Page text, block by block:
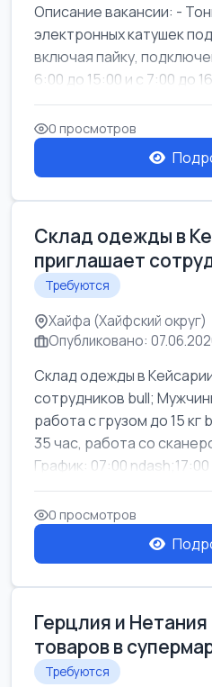
Описание вакансии: -
электронных катушек
включая пайку,
6:00 до 15:00 и с 7:00 до
0 просмотров
Склад одежды в
приглашает
Требуются
Хайфа (Хайфский округ)
Опубликовано:
Склад одежды в
сотрудников bull;
работа с грузом до 15
35 час, работа со
График: 07:00 ndash;17:00
0 просмотров
Герцлия и
товаров в
Требуются